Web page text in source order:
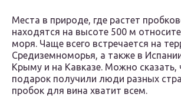
Места в природе, где растет
находятся на высоте 500 м
моря. Чаще всего встречается на
Средиземноморья, а также в
Крыму и на Кавказе. Можно сказать,
подарок получили люди разных
пробок для вина хватит всем.